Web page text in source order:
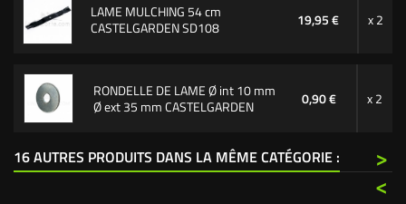
LAME MULCHING 54 cm
CASTELGARDEN SD108
19,95 € x 2
RONDELLE DE LAME Ø int 10 mm
Ø ext 35 mm CASTELGARDEN
0,90 € x 2
16 AUTRES PRODUITS DANS LA MÊME CATÉGORIE :
>
<